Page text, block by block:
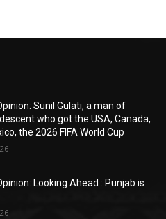
Sunil Gulati, a man of
who got the USA, Canada,
the 2026 FIFA World Cup
Looking Ahead : Punjab is